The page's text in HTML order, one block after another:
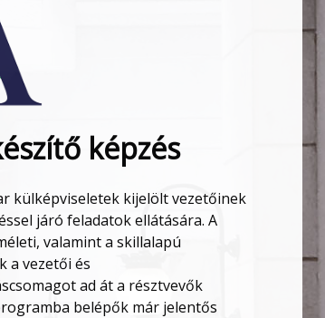
képzés
külképviseletek kijelölt vezetőinek
járó feladatok ellátására. A
valamint a skillalapú
a vezetői és
ad át a résztvevők
belépők már jelentős